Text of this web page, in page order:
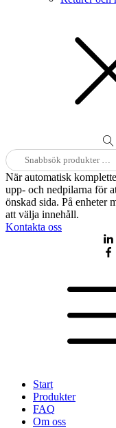
Sök
efter:
När automatisk
upp- och nedpilarna för
önskad sida. På enheter
att välja innehåll.
Kontakta oss
Start
Produkter
FAQ
Om oss